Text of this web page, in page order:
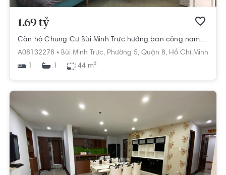
1.69 tỷ
Căn hộ Chung Cư Bùi Minh Trực hướng ban công nam không có nội thất diện tích 44m².
A08132278 • Bùi Minh Trực, Phường 5, Quận 8, Hồ Chí Minh
1 44 m²